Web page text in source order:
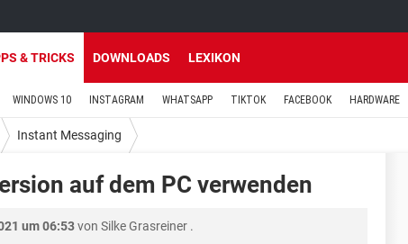
& TRICKS DOWNLOADS LEXIKON
WINDOWS 10 INSTAGRAM WHATSAPP TIKTOK FACEBOOK HARDWARE
Instant Messaging
auf dem PC verwenden
um 06:53von Silke Grasreiner .